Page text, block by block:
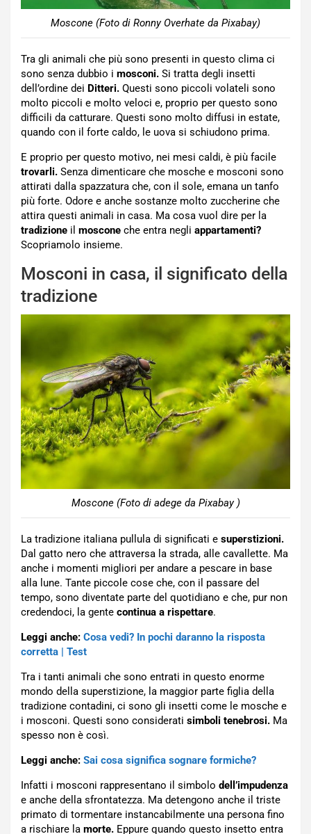
Moscone (Foto di Ronny Overhate da Pixabay)
Tra gli animali che più sono presenti in questo clima ci
sono senza dubbio i mosconi. Si tratta degli insetti
dell’ordine dei Ditteri. Questi sono piccoli volateli sono
molto piccoli e molto veloci e, proprio per questo sono
difficili da catturare. Questi sono molto diffusi in estate,
quando con il forte caldo, le uova si schiudono prima.
E proprio per questo motivo, nei mesi caldi, è più facile
trovarli. Senza dimenticare che mosche e mosconi sono
attirati dalla spazzatura che, con il sole, emana un tanfo
più forte. Odore e anche sostanze molto zuccherine che
attira questi animali in casa. Ma cosa vuol dire per la
tradizione il moscone che entra negli appartamenti?
Scopriamolo insieme.
Mosconi in casa, il significato della
tradizione
Moscone (Foto di adege da Pixabay )
La tradizione italiana pullula di significati e superstizioni.
Dal gatto nero che attraversa la strada, alle cavallette. Ma
anche i momenti migliori per andare a pescare in base
alla lune. Tante piccole cose che, con il passare del
tempo, sono diventate parte del quotidiano e che, pur non
credendoci, la gente continua a rispettare.
Leggi anche: Cosa vedi? In pochi daranno la risposta
corretta | Test
Tra i tanti animali che sono entrati in questo enorme
mondo della superstizione, la maggior parte figlia della
tradizione contadini, ci sono gli insetti come le mosche e
i mosconi. Questi sono considerati simboli tenebrosi. Ma
spesso non è così.
Leggi anche: Sai cosa significa sognare formiche?
Infatti i mosconi rappresentano il simbolo dell’impudenza
e anche della sfrontatezza. Ma detengono anche il triste
primato di tormentare instancabilmente una persona fino
a rischiare la morte. Eppure quando questo insetto entra